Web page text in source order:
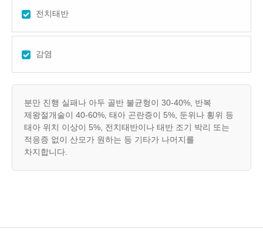
전치태반
감염
분만 진행 실패나 아두 골반 불균형이 30-40%, 반복
제왕절개술이 40-60%, 태아 곤란증이 5%, 둔위나 횡위 등
태아 위치 이상이 5%, 전치태반이나 태반 조기 박리 또는
적응증 없이 산모가 원하는 등 기타가 나머지를
차지합니다.